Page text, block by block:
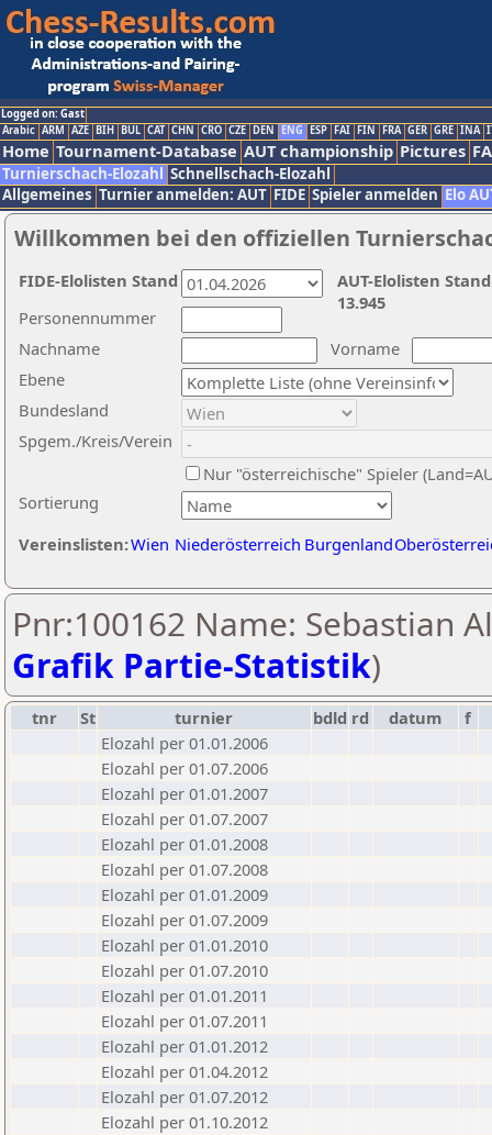
Logged on: Gast
Arabic ARM AZE BIH BUL CAT CHN CRO CZE DEN ENG ESP FAI FIN FRA GER GRE INA
Home Tournament-Database AUT championship Pictures
Turnierschach-Elozahl Schnellschach-Elozahl
Allgemeines Turnier anmelden: AUT FIDE Spieler anmelden Elo
Willkommen bei den offiziellen
Nachname
Vorname
Ebene
Sortierung
Personennummer
Bundesland
Spgem./Kreis/Verein
Nur "österreichische" Spieler
Vereinslisten:Wien Niederösterreich Burgenland
AUT-Elolisten
13.945
FIDE-Elolisten Stand
Pnr:100162 Name: Sebastian
Grafik Partie-Statistik)
tnr St turnier bdld rd datum f
Elozahl per 01.01.2006
Elozahl per 01.07.2006
Elozahl per 01.01.2007
Elozahl per 01.07.2007
Elozahl per 01.01.2008
Elozahl per 01.07.2008
Elozahl per 01.01.2009
Elozahl per 01.07.2009
Elozahl per 01.01.2010
Elozahl per 01.07.2010
Elozahl per 01.01.2011
Elozahl per 01.07.2011
Elozahl per 01.01.2012
Elozahl per 01.04.2012
Elozahl per 01.07.2012
Elozahl per 01.10.2012